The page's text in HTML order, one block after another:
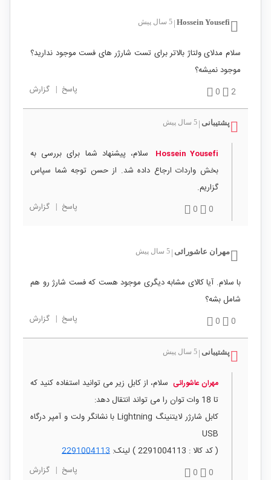
Hossein Yousefi 5 سال پیش
سلام مدلای ولتاژ بالاتر برای تست شارژر های فست موجود ندارید؟
موجود نمیشه؟
2
0 پاسخ | گزارش
پشتیبانی 5 سال پیش
Hossein Yousefi
سلام، پیشنهاد شما برای بررسی به
بخش واردات ارجاع داده شد. از حسن توجه شما سپاس
گزاریم.
0
0 پاسخ | گزارش
مهران عاشورائی 5 سال پیش
با سلام. آیا کالای مشابه دیگری موجود هست که فست شارژ رو هم
شامل بشه؟
0
0 پاسخ | گزارش
پشتیبانی 5 سال پیش
مهران عاشورائی سلام، از کابل زیر می توانید استفاده کنید که
تا 18 وات توان را می تواند انتقال دهد:
کابل شارژر لایتنینگ Lightning با نشانگر ولت و آمپر درگاه
USB
( کد کالا : 2291004113 ) لینک:
2291004113
0
0 پاسخ | گزارش